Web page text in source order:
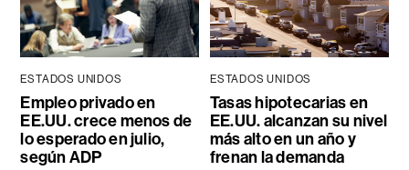
ESTADOS UNIDOS
Empleo privado en
EE.UU. crece menos de
lo esperado en julio,
según ADP
ESTADOS UNIDOS
Tasas hipotecarias en
EE.UU. alcanzan su nivel
más alto en un año y
frenan la demanda